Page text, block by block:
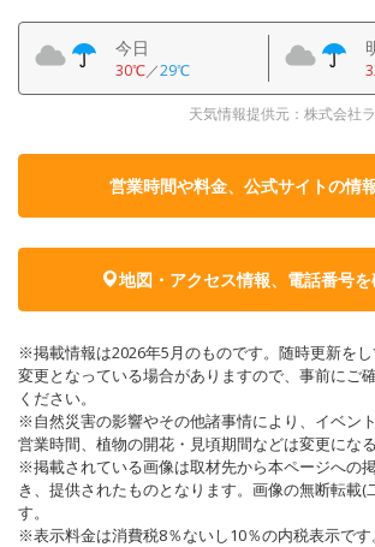
今日
30℃／29℃
天気情報提供元：株式会社
営業時間や料金、公式サイトの情
地図・アクセス情報、電話番号
※掲載情報は2026年5月のものです。随時更新を
変更となっている場合がありますので、事前にご
ください。
※自然災害の影響やその他諸事情により、イベン
営業時間、植物の開花・見頃期間などは変更にな
※掲載されている画像は取材先から本ページへの
き、提供されたものとなります。画像の無断転載(
す。
※表示料金は消費税8％ないし10％の内税表示です。